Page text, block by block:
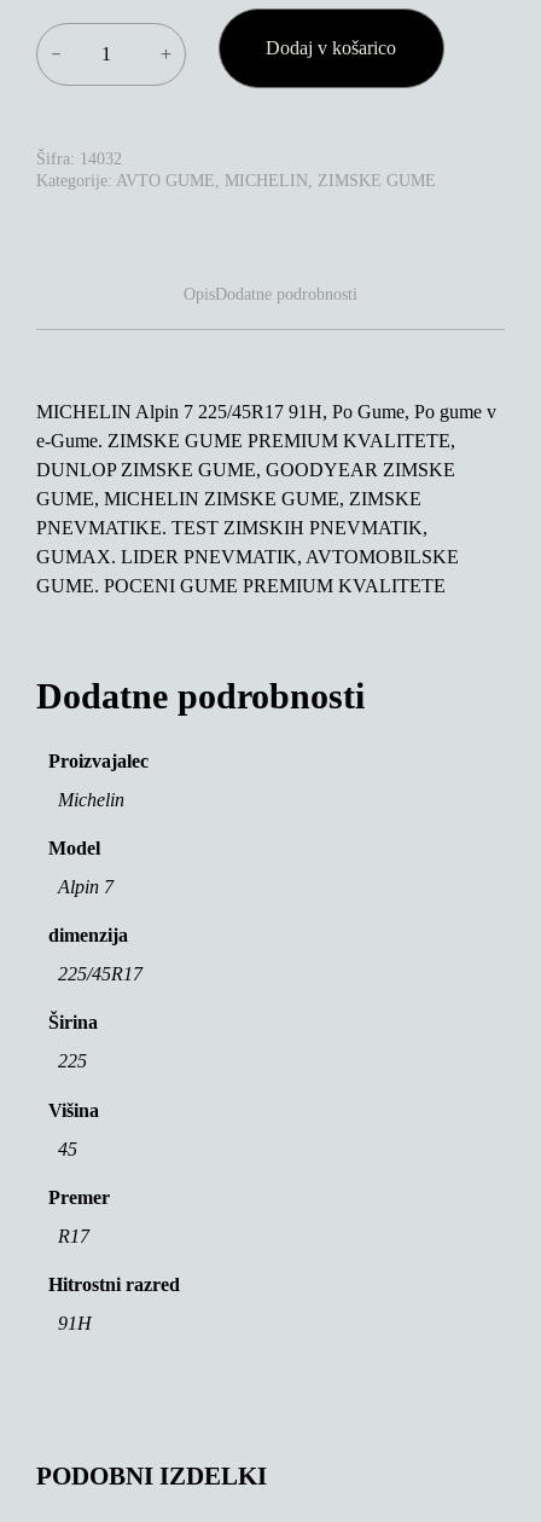
－
MICHELIN
ALPIN
7
＋ Dodaj v košarico
Šifra: 14032
Kategorije: AVTO GUME, MICHELIN, ZIMSKE GUME
OpisDodatne podrobnosti
MICHELIN Alpin 7 225/45R17 91H, Po Gume, Po gume v
e-Gume. ZIMSKE GUME PREMIUM KVALITETE,
DUNLOP ZIMSKE GUME, GOODYEAR ZIMSKE
GUME, MICHELIN ZIMSKE GUME, ZIMSKE
PNEVMATIKE. TEST ZIMSKIH PNEVMATIK,
GUMAX. LIDER PNEVMATIK, AVTOMOBILSKE
GUME. POCENI GUME PREMIUM KVALITETE
Dodatne podrobnosti
Proizvajalec
Michelin
Model
Alpin 7
dimenzija
225/45R17
Širina
225
Višina
45
Premer
R17
Hitrostni razred
91H
PODOBNI IZDELKI